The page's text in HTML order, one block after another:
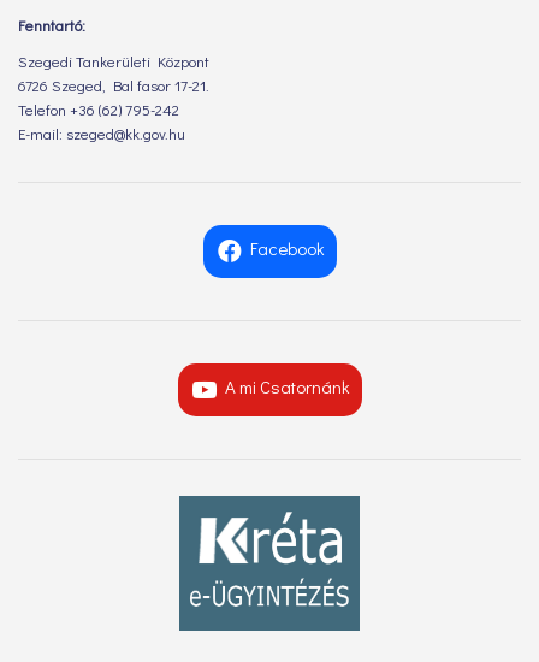
Fenntartó:
Szegedi Tankerületi Központ
6726 Szeged, Bal fasor 17-21.
Telefon +36 (62) 795-242
E-mail: szeged@kk.gov.hu
Facebook
A mi Csatornánk